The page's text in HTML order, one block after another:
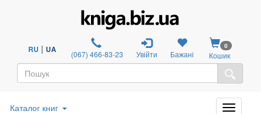
RU | UA (067) 466-83-23 Увійти Бажані
0
Кошик
Каталог книг